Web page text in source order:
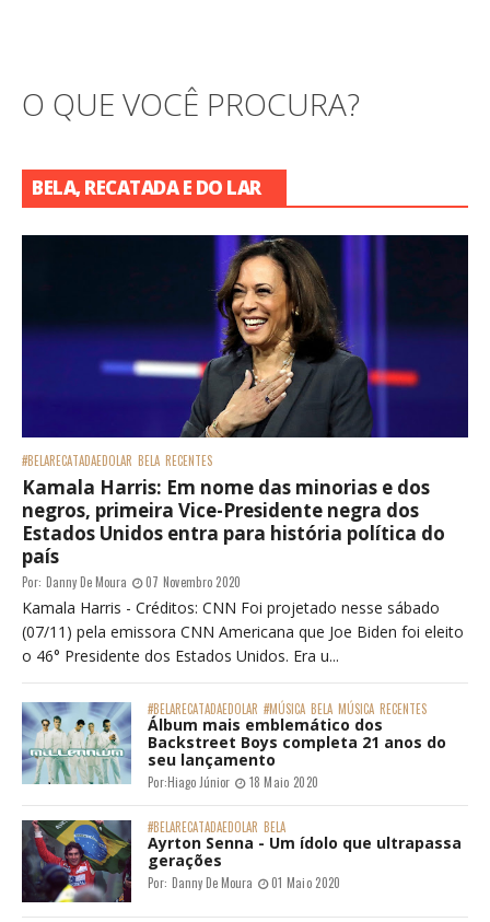
O QUE VOCÊ PROCURA?
BELA, RECATADA E DO LAR
#BELARECATADAEDOLAR BELA RECENTES
Kamala Harris: Em nome das minorias e dos
negros, primeira Vice-Presidente negra dos
Estados Unidos entra para história política do
país
Por: Danny De Moura 07 Novembro 2020
Kamala Harris - Créditos: CNN Foi projetado nesse sábado
(07/11) pela emissora CNN Americana que Joe Biden foi eleito
o 46° Presidente dos Estados Unidos. Era u...
#BELARECATADAEDOLAR #MÚSICA BELA MÚSICA RECENTES
Álbum mais emblemático dos
Backstreet Boys completa 21 anos do
seu lançamento
Por:Hiago Júnior 18 Maio 2020
#BELARECATADAEDOLAR BELA
Ayrton Senna - Um ídolo que ultrapassa
gerações
Por: Danny De Moura 01 Maio 2020